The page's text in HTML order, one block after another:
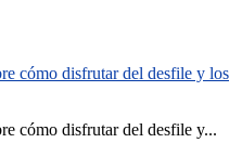
cómo disfrutar del desfile y los
cómo disfrutar del desfile y...